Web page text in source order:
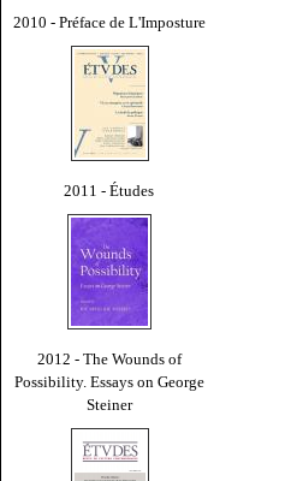
2010 - Préface de L'Imposture
2011 - Études
2012 - The Wounds of
Possibility. Essays on George
Steiner